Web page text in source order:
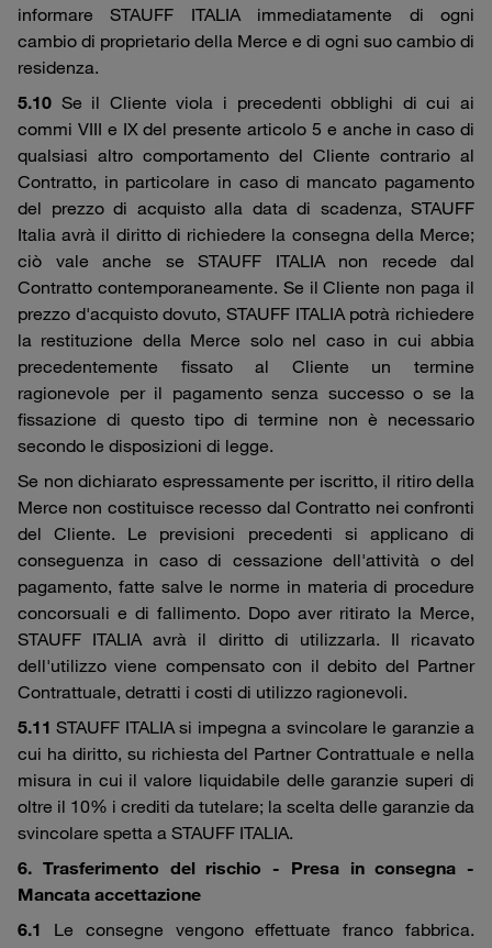
informare STAUFF ITALIA immediatamente di ogni
cambio di proprietario della Merce e di ogni suo cambio di
residenza.
5.10 Se il Cliente viola i precedenti obblighi di cui ai
commi VIII e IX del presente articolo 5 e anche in caso di
qualsiasi altro comportamento del Cliente contrario al
Contratto, in particolare in caso di mancato pagamento
del prezzo di acquisto alla data di scadenza, STAUFF
Italia avrà il diritto di richiedere la consegna della Merce;
ciò vale anche se STAUFF ITALIA non recede dal
Contratto contemporaneamente. Se il Cliente non paga il
prezzo d'acquisto dovuto, STAUFF ITALIA potrà richiedere
la restituzione della Merce solo nel caso in cui abbia
precedentemente fissato al Cliente un termine
ragionevole per il pagamento senza successo o se la
fissazione di questo tipo di termine non è necessario
secondo le disposizioni di legge.
Se non dichiarato espressamente per iscritto, il ritiro della
Merce non costituisce recesso dal Contratto nei confronti
del Cliente. Le previsioni precedenti si applicano di
conseguenza in caso di cessazione dell'attività o del
pagamento, fatte salve le norme in materia di procedure
concorsuali e di fallimento. Dopo aver ritirato la Merce,
STAUFF ITALIA avrà il diritto di utilizzarla. Il ricavato
dell'utilizzo viene compensato con il debito del Partner
Contrattuale, detratti i costi di utilizzo ragionevoli.
5.11 STAUFF ITALIA si impegna a svincolare le garanzie a
cui ha diritto, su richiesta del Partner Contrattuale e nella
misura in cui il valore liquidabile delle garanzie superi di
oltre il 10% i crediti da tutelare; la scelta delle garanzie da
svincolare spetta a STAUFF ITALIA.
6. Trasferimento del rischio - Presa in consegna -
Mancata accettazione
6.1 Le consegne vengono effettuate franco fabbrica.